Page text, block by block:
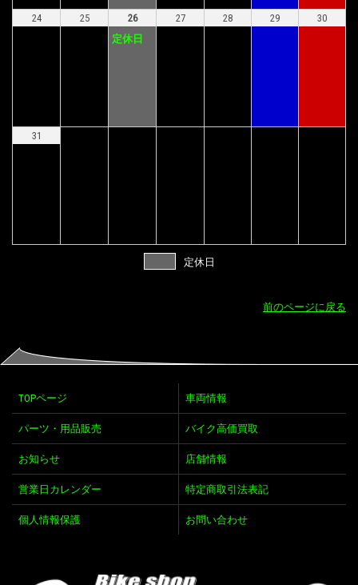
24 25
26
定休日
27 28 29 30
31
定休日
前のページに戻る
TOPページ 車両情報
パーツ・用品販売 バイク高価買取
お知らせ 店舗情報
営業日カレンダー 特定商取引法表記
個人情報保護 お問い合わせ